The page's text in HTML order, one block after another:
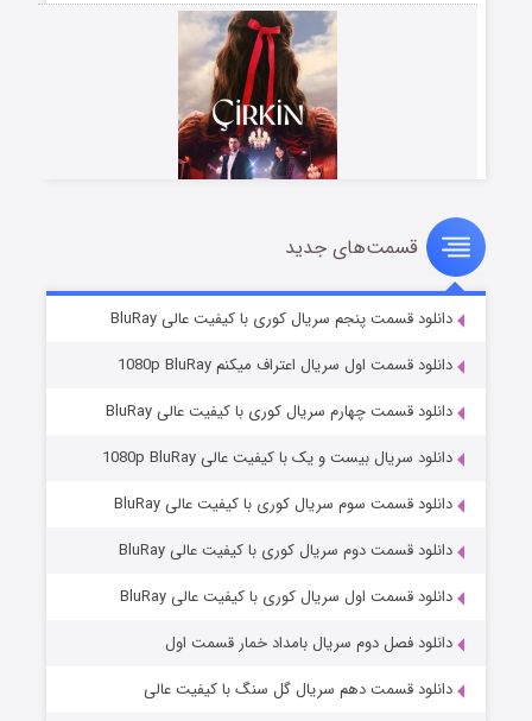
سریال زشت
قسمت۵ (زیرنویس) منتشر شد
وستی ها
قسمت۱ (زیرنویس) منتشر شد
قسمت‌های جدید
دانلود قسمت پنجم سریال کوری با کیفیت عالی BluRay
دانلود قسمت اول سریال اعتراف میکنم 1080p BluRay
دانلود قسمت چهارم سریال کوری با کیفیت عالی BluRay
دانلود سریال بیست و یک با کیفیت عالی 1080p BluRay
دانلود قسمت سوم سریال کوری با کیفیت عالی BluRay
دانلود قسمت دوم سریال کوری با کیفیت عالی BluRay
دانلود قسمت اول سریال کوری با کیفیت عالی BluRay
دانلود فصل دوم سریال بامداد خمار قسمت اول
دانلود قسمت دهم سریال گل سنگ با کیفیت عالی